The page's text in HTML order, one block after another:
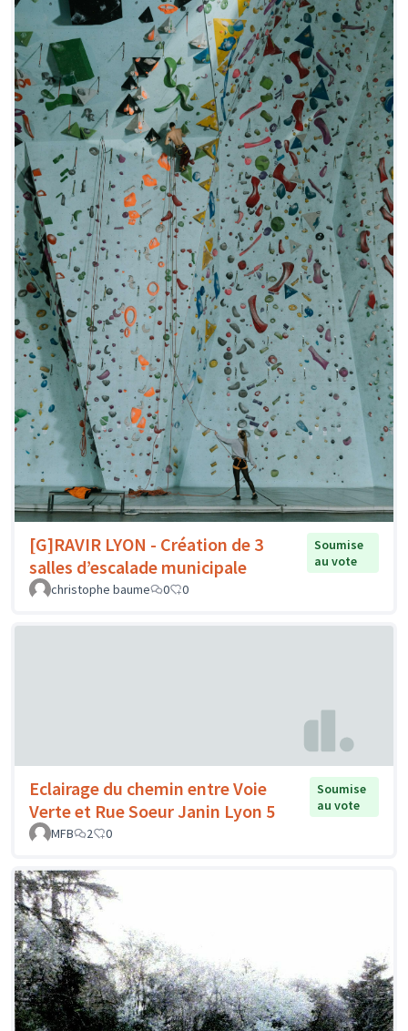
[G]RAVIR LYON - Création de 3
salles d’escalade municipale
Soumise
au vote
christophe baume
0 0
Eclairage du chemin entre Voie
Verte et Rue Soeur Janin Lyon 5
Soumise
au vote
MFB
2 0